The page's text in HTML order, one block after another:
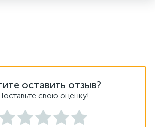
оставить отзыв?
свою оценку!